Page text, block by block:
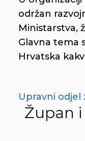
održan
Ministarstva,
Glavna tema
Hrvatska
Upravni
Župan